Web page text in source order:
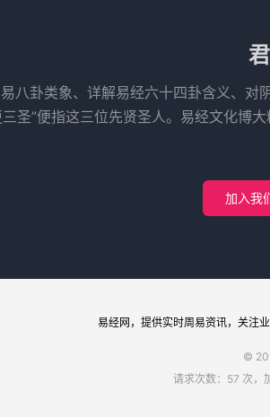
八卦类象、详解易经六十四卦含义、
圣”便指这三位先贤圣人。易经文化博
加入我
易经网 ，提供实时周易资讯，关注
©
请求次数：57 次，